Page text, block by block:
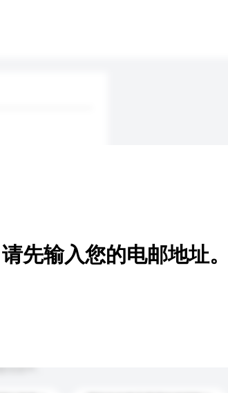
信息中。
请先输入您的电邮地址。